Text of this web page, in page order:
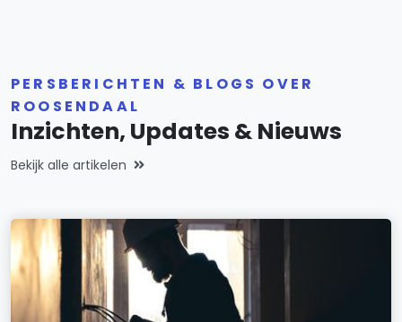
PERSBERICHTEN & BLOGS OVER
ROOSENDAAL
Inzichten, Updates & Nieuws
Bekijk alle artikelen